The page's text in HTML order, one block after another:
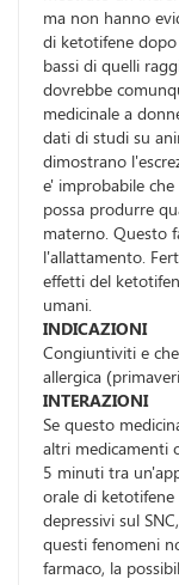
ma non hanno
di ketotifene
bassi di quelli
dovrebbe
medicinale a
dati di studi su
dimostrano
e' improbabile
possa produrre
materno. Questo
l'allattamento.
effetti del
umani.
INDICAZIONI
Congiuntiviti e
allergica
INTERAZIONI
Se questo
altri medicamenti
5 minuti tra
orale di
depressivi sul
questi fenomeni
farmaco, la